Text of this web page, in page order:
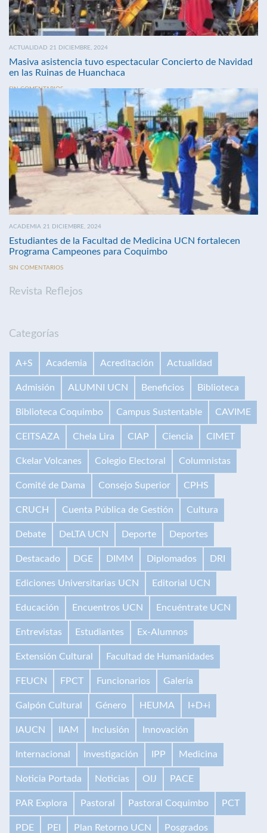
ACTUALIDAD 21 DICIEMBRE, 2024
Masiva asistencia tuvo espectacular Concierto de Navidad
en las Ruinas de Huanchaca
SIN COMENTARIOS
ACADEMIA 21 DICIEMBRE, 2024
Estudiantes de la Facultad de Medicina UCN fortalecen
Programa Campeones para Coquimbo
SIN COMENTARIOS
Revista Reflejos
Categorías
A+S Academia Acreditación Actualidad
Admisión ALUMNI UCN Beneficios Biblioteca
Biblioteca Coquimbo Campus Sustentable CAVIME
CEITSAZA Chela Lira CIAP Ciencia CIMET
Ckelar Volcanes Colegio Electoral Columnistas
Comité de Dama Consejo Superior CPHS
CRUCH Cuenta Pública de Gestión Cultura
Debate DeLTA UCN Deporte Deportes
Destacado DGE DIMM Diplomados DRI
Ediciones Universitarias UCN Editorial UCN
Educación Encuentros UCN Encuéntrate UCN
Entrevistas Estudiantes Ex-Alumnos
Extensión Cultural Facultad de Humanidades
FEUCN FPCT Funcionarios Galería
Galpón Cultural Género HEUMA I+D+i
IAUCN IIAM Inclusión Innovación
Internacional Investigación IPP Medicina
Noticia Portada Noticias OIJ PACE
PAR Explora Pastoral Pastoral Coquimbo PCT
PDE PEI Plan Retorno UCN Posgrados